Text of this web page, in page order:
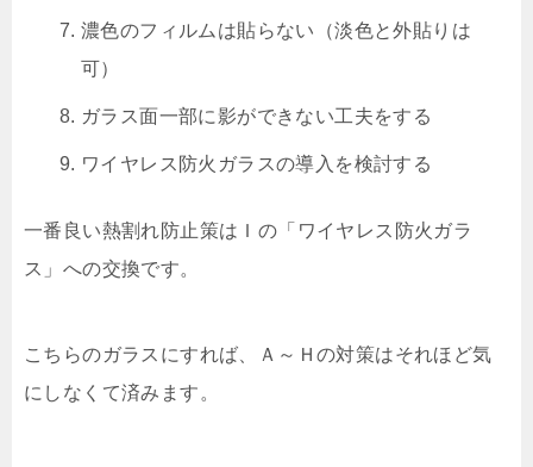
濃色のフィルムは貼らない（淡色と外貼りは
可）
ガラス面一部に影ができない工夫をする
ワイヤレス防火ガラスの導入を検討する
一番良い熱割れ防止策はＩの「ワイヤレス防火ガラ
ス」への交換です。
こちらのガラスにすれば、Ａ～Ｈの対策はそれほど気
にしなくて済みます。